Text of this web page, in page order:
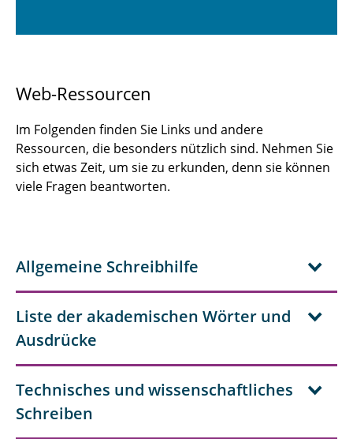
Web-Ressourcen
Im Folgenden finden Sie Links und andere
Ressourcen, die besonders nützlich sind. Nehmen Sie
sich etwas Zeit, um sie zu erkunden, denn sie können
viele Fragen beantworten.
Allgemeine Schreibhilfe
Liste der akademischen Wörter und
Ausdrücke
Technisches und wissenschaftliches
Schreiben